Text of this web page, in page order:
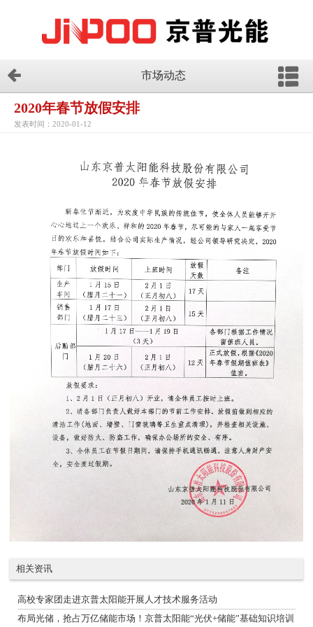
市场动态
2020年春节放假安排
发表时间：2020-01-12
相关资讯
高校专家团走进京普太阳能开展人才技术服务活动
布局光储，抢占万亿储能市场！京普太阳能“光伏+储能”基础知识培训